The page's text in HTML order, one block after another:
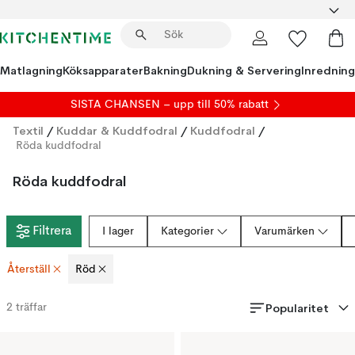
MatlagningKöksapparaterBakningDukning & ServeringInredning
SISTA CHANSEN – upp till 50% rabatt
Textil / Kuddar & Kuddfodral / Kuddfodral /
Röda kuddfodral
Röda kuddfodral
Filtrera I lager Kategorier Varumärken
Återställ Röd
2 träffar Popularitet